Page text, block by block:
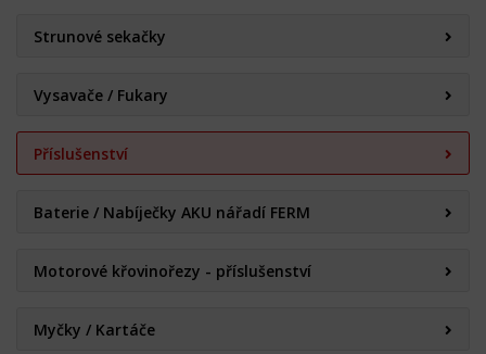
Strunové sekačky
Vysavače / Fukary
Příslušenství
Baterie / Nabíječky AKU nářadí FERM
Motorové křovinořezy - příslušenství
Myčky / Kartáče